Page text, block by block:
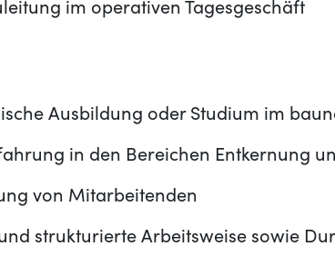
im operativen Tagesgeschäft
Ausbildung oder Studium im
in den Bereichen Entkernung
von Mitarbeitenden
strukturierte Arbeitsweise sowie